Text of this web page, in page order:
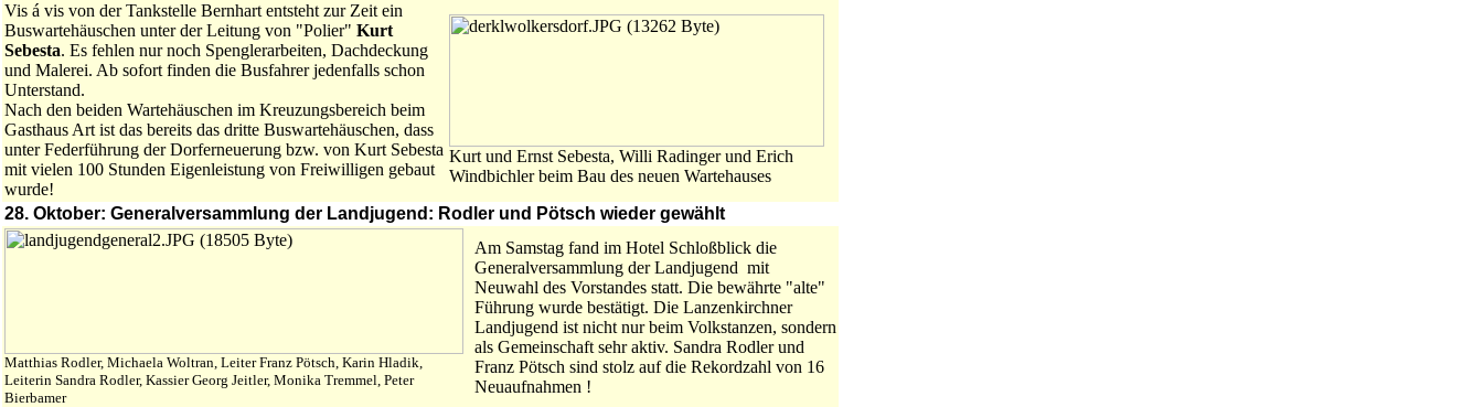
Vis á vis von der Tankstelle Bernhart entsteht zur Zeit ein
Buswartehäuschen unter der Leitung von "Polier" Kurt
Sebesta. Es fehlen nur noch Spenglerarbeiten, Dachdeckung
und Malerei. Ab sofort finden die Busfahrer jedenfalls schon
Unterstand.
Nach den beiden Wartehäuschen im Kreuzungsbereich beim
Gasthaus Art ist das bereits das dritte Buswartehäuschen, dass
unter Federführung der Dorferneuerung bzw. von Kurt Sebesta
mit vielen 100 Stunden Eigenleistung von Freiwilligen gebaut
wurde!
Kurt und Ernst Sebesta, Willi Radinger und Erich
Windbichler beim Bau des neuen Wartehauses
28. Oktober: Generalversammlung der Landjugend: Rodler und Pötsch wieder gewählt
Matthias Rodler, Michaela Woltran, Leiter Franz Pötsch, Karin Hladik,
Leiterin Sandra Rodler, Kassier Georg Jeitler, Monika Tremmel, Peter
Bierbamer
Am Samstag fand im Hotel Schloßblick die
Generalversammlung der Landjugend mit
Neuwahl des Vorstandes statt. Die bewährte "alte"
Führung wurde bestätigt. Die Lanzenkirchner
Landjugend ist nicht nur beim Volkstanzen, sondern
als Gemeinschaft sehr aktiv. Sandra Rodler und
Franz Pötsch sind stolz auf die Rekordzahl von 16
Neuaufnahmen !